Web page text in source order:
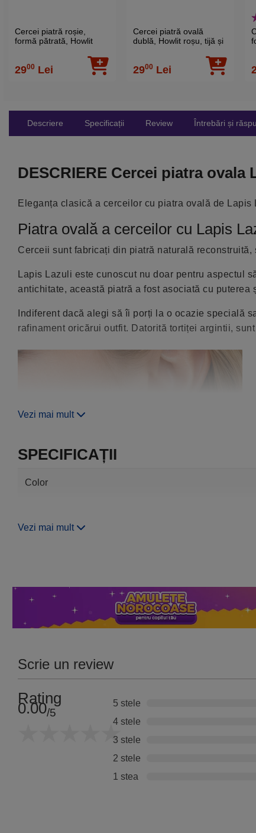
Cercei piatră roșie,
formă pătrată, Howlit
2900 Lei
Cercei piatră ovală
dublă, Howlit roșu, tijă și
2900 Lei
Descriere Specificații Review Întrebări și
DESCRIERE Cercei piatra ovala
Eleganța clasică a cerceilor cu piatra ovală de
Piatra ovală a cerceilor cu Lapis
Cerceii sunt fabricați din piatră naturală
Lapis Lazuli este cunoscut nu doar pentru aspectul
antichitate, această piatră a fost asociată cu
Indiferent dacă alegi să îi porți la o ocazie specială
rafinament oricărui outfit. Datorită tortiței argintii,
Vezi mai mult
SPECIFICAȚII
Color
Vezi mai mult
Scrie un review
Rating
0.00/5
5 stele
4 stele
3 stele
2 stele
1 stea